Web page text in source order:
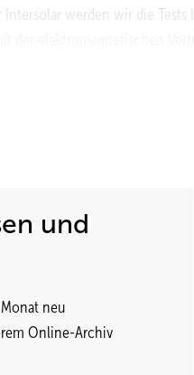
werden wir die
Parameter testen Sie an
und
die Verluste im Stand-
und
neu
Online-Archiv